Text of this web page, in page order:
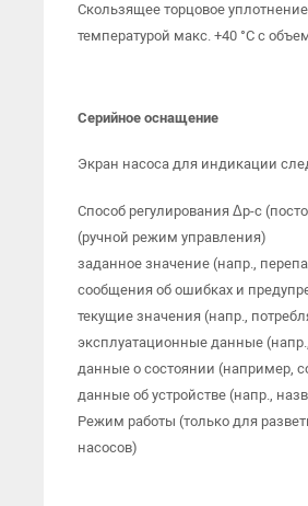
Скользящее торцовое
температурой макс. +40 °C с
Серийное оснащение
Экран насоса для индикации
Способ регулирования Δp-c
(ручной режим управления)
заданное значение (напр.,
сообщения об ошибках и
текущие значения (напр.,
эксплуатационные данные
данные о состоянии (например,
данные об устройстве (напр.,
Режим работы (только для
насосов)